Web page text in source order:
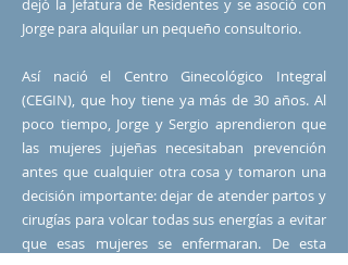
dejó la Jefatura de Residentes y se asoció con
Jorge para alquilar un pequeño consultorio.
Así nació el Centro Ginecológico Integral
(CEGIN), que hoy tiene ya más de 30 años. Al
poco tiempo, Jorge y Sergio aprendieron que
las mujeres jujeñas necesitaban prevención
antes que cualquier otra cosa y tomaron una
decisión importante: dejar de atender partos y
cirugías para volcar todas sus energías a evitar
que esas mujeres se enfermaran. De esta